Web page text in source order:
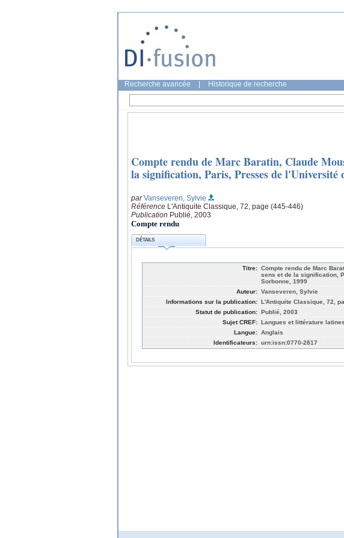
Recherche avancée Historique de recherche
Compte rendu de Marc Baratin, Claude
la signification, Paris, Presses de l'Université
parVanseveren, Sylvie
Référence L'Antiquite Classique, 72, page (445-446)
Publication Publié, 2003
Compte rendu
DÉTAILS
Titre: Compte rendu de Marc
sens et de la signification,
Sorbonne, 1999
Auteur: Vanseveren, Sylvie
Informations sur la publication: L'Antiquite Classique, 72,
Statut de publication: Publié, 2003
Sujet CREF: Langues et littérature latines
Langue: Anglais
Identificateurs: urn:issn:0770-2817